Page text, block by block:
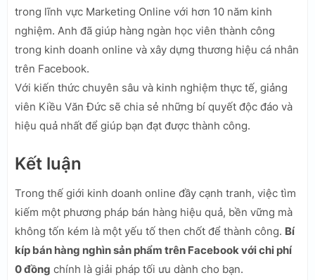
trong lĩnh vực Marketing Online với hơn 10 năm kinh
nghiệm. Anh đã giúp hàng ngàn học viên thành công
trong kinh doanh online và xây dựng thương hiệu cá nhân
trên Facebook.
Với kiến thức chuyên sâu và kinh nghiệm thực tế, giảng
viên Kiều Văn Đức sẽ chia sẻ những bí quyết độc đáo và
hiệu quả nhất để giúp bạn đạt được thành công.
Kết luận
Trong thế giới kinh doanh online đầy cạnh tranh, việc tìm
kiếm một phương pháp bán hàng hiệu quả, bền vững mà
không tốn kém là một yếu tố then chốt để thành công. Bí
kíp bán hàng nghìn sản phẩm trên Facebook với chi phí
0 đồng chính là giải pháp tối ưu dành cho bạn.